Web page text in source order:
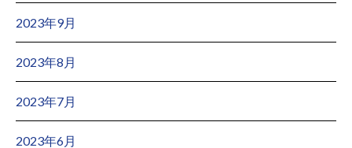
2023年9月
2023年8月
2023年7月
2023年6月